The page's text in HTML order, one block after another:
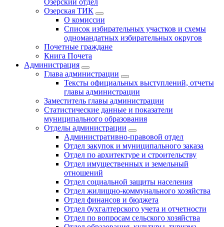
Озерский отдел
Озерская ТИК
О комиссии
Список избирательных участков и схемы
одномандатных избирательных округов
Почетные граждане
Книга Почета
Администрация
Глава администрации
Тексты официальных выступлений, отчеты
главы администрации
Заместитель главы администрации
Статистические данные и показатели
муниципального образования
Отделы администрации
Административно-правовой отдел
Отдел закупок и муниципального заказа
Отдел по архитектуре и строительству
Отдел имущественных и земельный
отношений
Отдел социальной защиты населения
Отдел жилищно-коммунального хозяйства
Отдел финансов и бюджета
Отдел бухгалтерского учета и отчетности
Отдел по вопросам сельского хозяйства